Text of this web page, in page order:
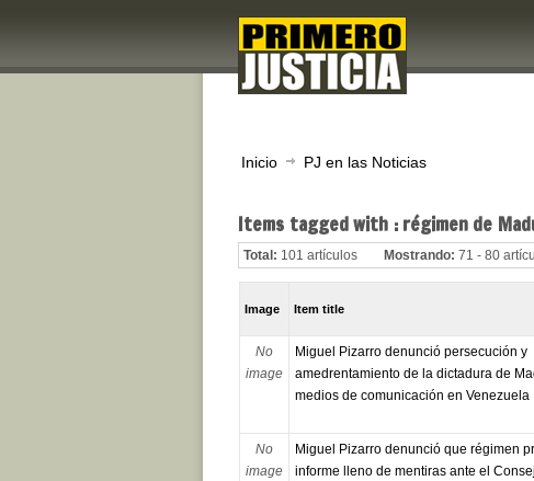
Inicio PJ en las Noticias
Items tagged with : régimen de
Total: 101 artículos Mostrando: 71 - 80
Image Item title
No
image
Miguel Pizarro denunció persecución y
amedrentamiento de la dictadura de
medios de comunicación en Venezuela
No
image
Miguel Pizarro denunció que régimen
informe lleno de mentiras ante el